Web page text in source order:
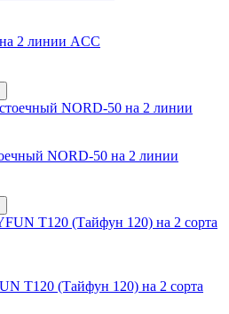
2 линии ACC
NORD-50 на 2 линии
T120 (Тайфун 120) на 2 сорта